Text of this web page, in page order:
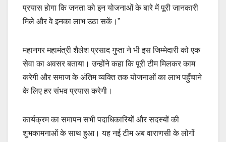
प्रयास होगा कि जनता को इन योजनाओं के बारे में पूरी जानकारी
मिले और वे इनका लाभ उठा सकें।”
महानगर महामंत्री शैलेश प्रसाद गुप्ता ने भी इस जिम्मेदारी को एक
सेवा का अवसर बताया। उन्होंने कहा कि पूरी टीम मिलकर काम
करेगी और समाज के अंतिम व्यक्ति तक योजनाओं का लाभ पहुँचाने
के लिए हर संभव प्रयास करेगी।
कार्यक्रम का समापन सभी पदाधिकारियों और सदस्यों की
शुभकामनाओं के साथ हुआ। यह नई टीम अब वाराणसी के लोगों